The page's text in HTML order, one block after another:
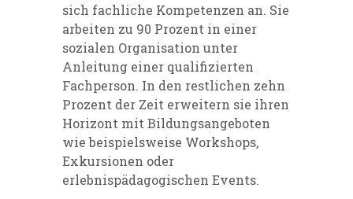
sich fachliche Kompetenzen an. Sie
arbeiten zu 90 Prozent in einer
sozialen Organisation unter
Anleitung einer qualifizierten
Fachperson. In den restlichen zehn
Prozent der Zeit erweitern sie ihren
Horizont mit Bildungsangeboten
wie beispielsweise Workshops,
Exkursionen oder
erlebnispädagogischen Events.